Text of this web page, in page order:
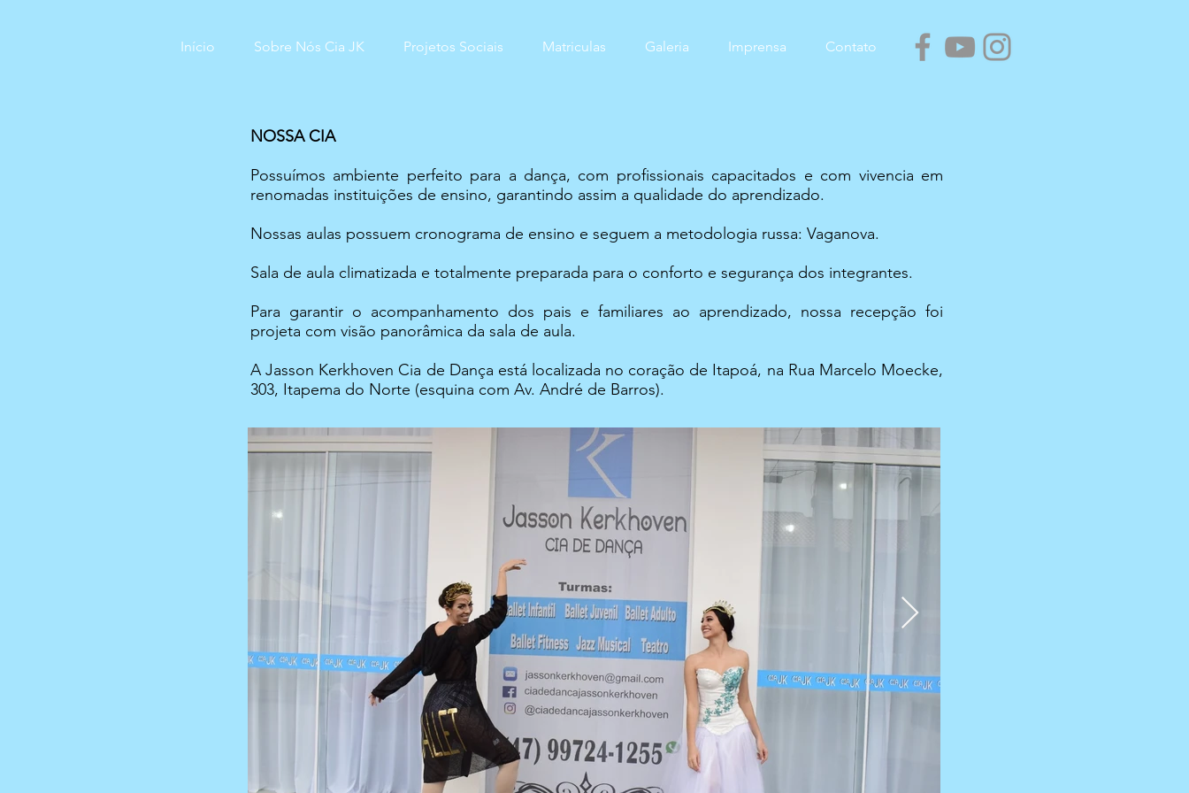
Início Sobre Nós Cia JK Projetos Sociais Matriculas Galeria Imprensa Contato
NOSSA CIA
Possuímos ambiente perfeito para a dança, com profissionais capacitados e com vivencia em
renomadas instituições de ensino, garantindo assim a qualidade do aprendizado.
Nossas aulas possuem cronograma de ensino e seguem a metodologia russa: Vaganova.
Sala de aula climatizada e totalmente preparada para o conforto e segurança dos integrantes.
Para garantir o acompanhamento dos pais e familiares ao aprendizado, nossa recepção foi
projeta com visão panorâmica da sala de aula.
A Jasson Kerkhoven Cia de Dança está localizada no coração de Itapoá, na Rua Marcelo Moecke,
303, Itapema do Norte (esquina com Av. André de Barros).